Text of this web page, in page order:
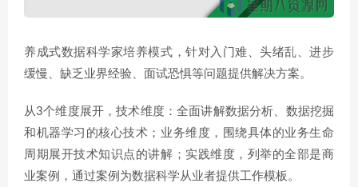
养成式数据科学家培养模式，针对入门难、头绪乱、进步
缓慢、缺乏业界经验、面试恐惧等问题提供解决方案。
从3个维度展开，技术维度：全面讲解数据分析、数据挖掘
和机器学习的核心技术；业务维度，围绕具体的业务生命
周期展开技术知识点的讲解；实践维度，列举的全部是商
业案例，通过案例为数据科学从业者提供工作模板。